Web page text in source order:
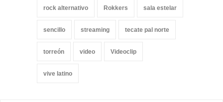
rock alternativo Rokkers sala estelar
sencillo streaming tecate pal norte
torreón video Videoclip
vive latino